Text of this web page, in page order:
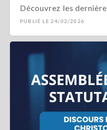
Découvrez les
PUBLIÉ LE 24/02/2026